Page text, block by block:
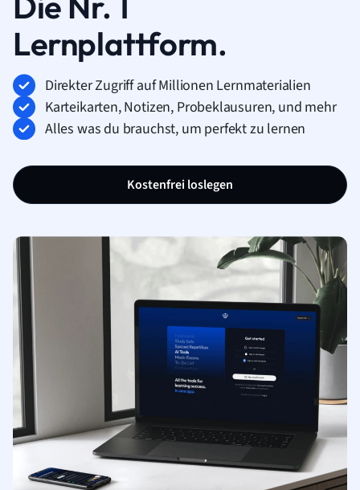
Lernplattform.
Direkter Zugriff auf Millionen Lernmaterialien
Karteikarten, Notizen, Probeklausuren, und mehr
Alles was du brauchst, um perfekt zu lernen
Kostenfrei loslegen